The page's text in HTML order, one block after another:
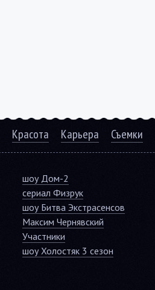
Красота Карьера Съемки
шоу Дом-2
сериал Физрук
шоу Битва Экстрасенсов
Максим Чернявский
Участники
шоу Холостяк 3 сезон